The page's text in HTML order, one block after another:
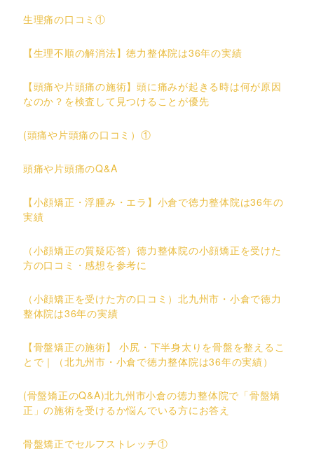
生理痛の口コミ①
【生理不順の解消法】徳力整体院は36年の実績
【頭痛や片頭痛の施術】頭に痛みが起きる時は何が原因
なのか？を検査して見つけることが優先
(頭痛や片頭痛の口コミ）①
頭痛や片頭痛のQ&A
【小顔矯正・浮腫み・エラ】小倉で徳力整体院は36年の
実績
（小顔矯正の質疑応答）徳力整体院の小顔矯正を受けた
方の口コミ・感想を参考に
（小顔矯正を受けた方の口コミ）北九州市・小倉で徳力
整体院は36年の実績
【骨盤矯正の施術】 小尻・下半身太りを骨盤を整えるこ
とで｜（北九州市・小倉で徳力整体院は36年の実績）
(骨盤矯正のQ&A)北九州市小倉の徳力整体院で「骨盤矯
正」の施術を受けるか悩んでいる方にお答え
骨盤矯正でセルフストレッチ①